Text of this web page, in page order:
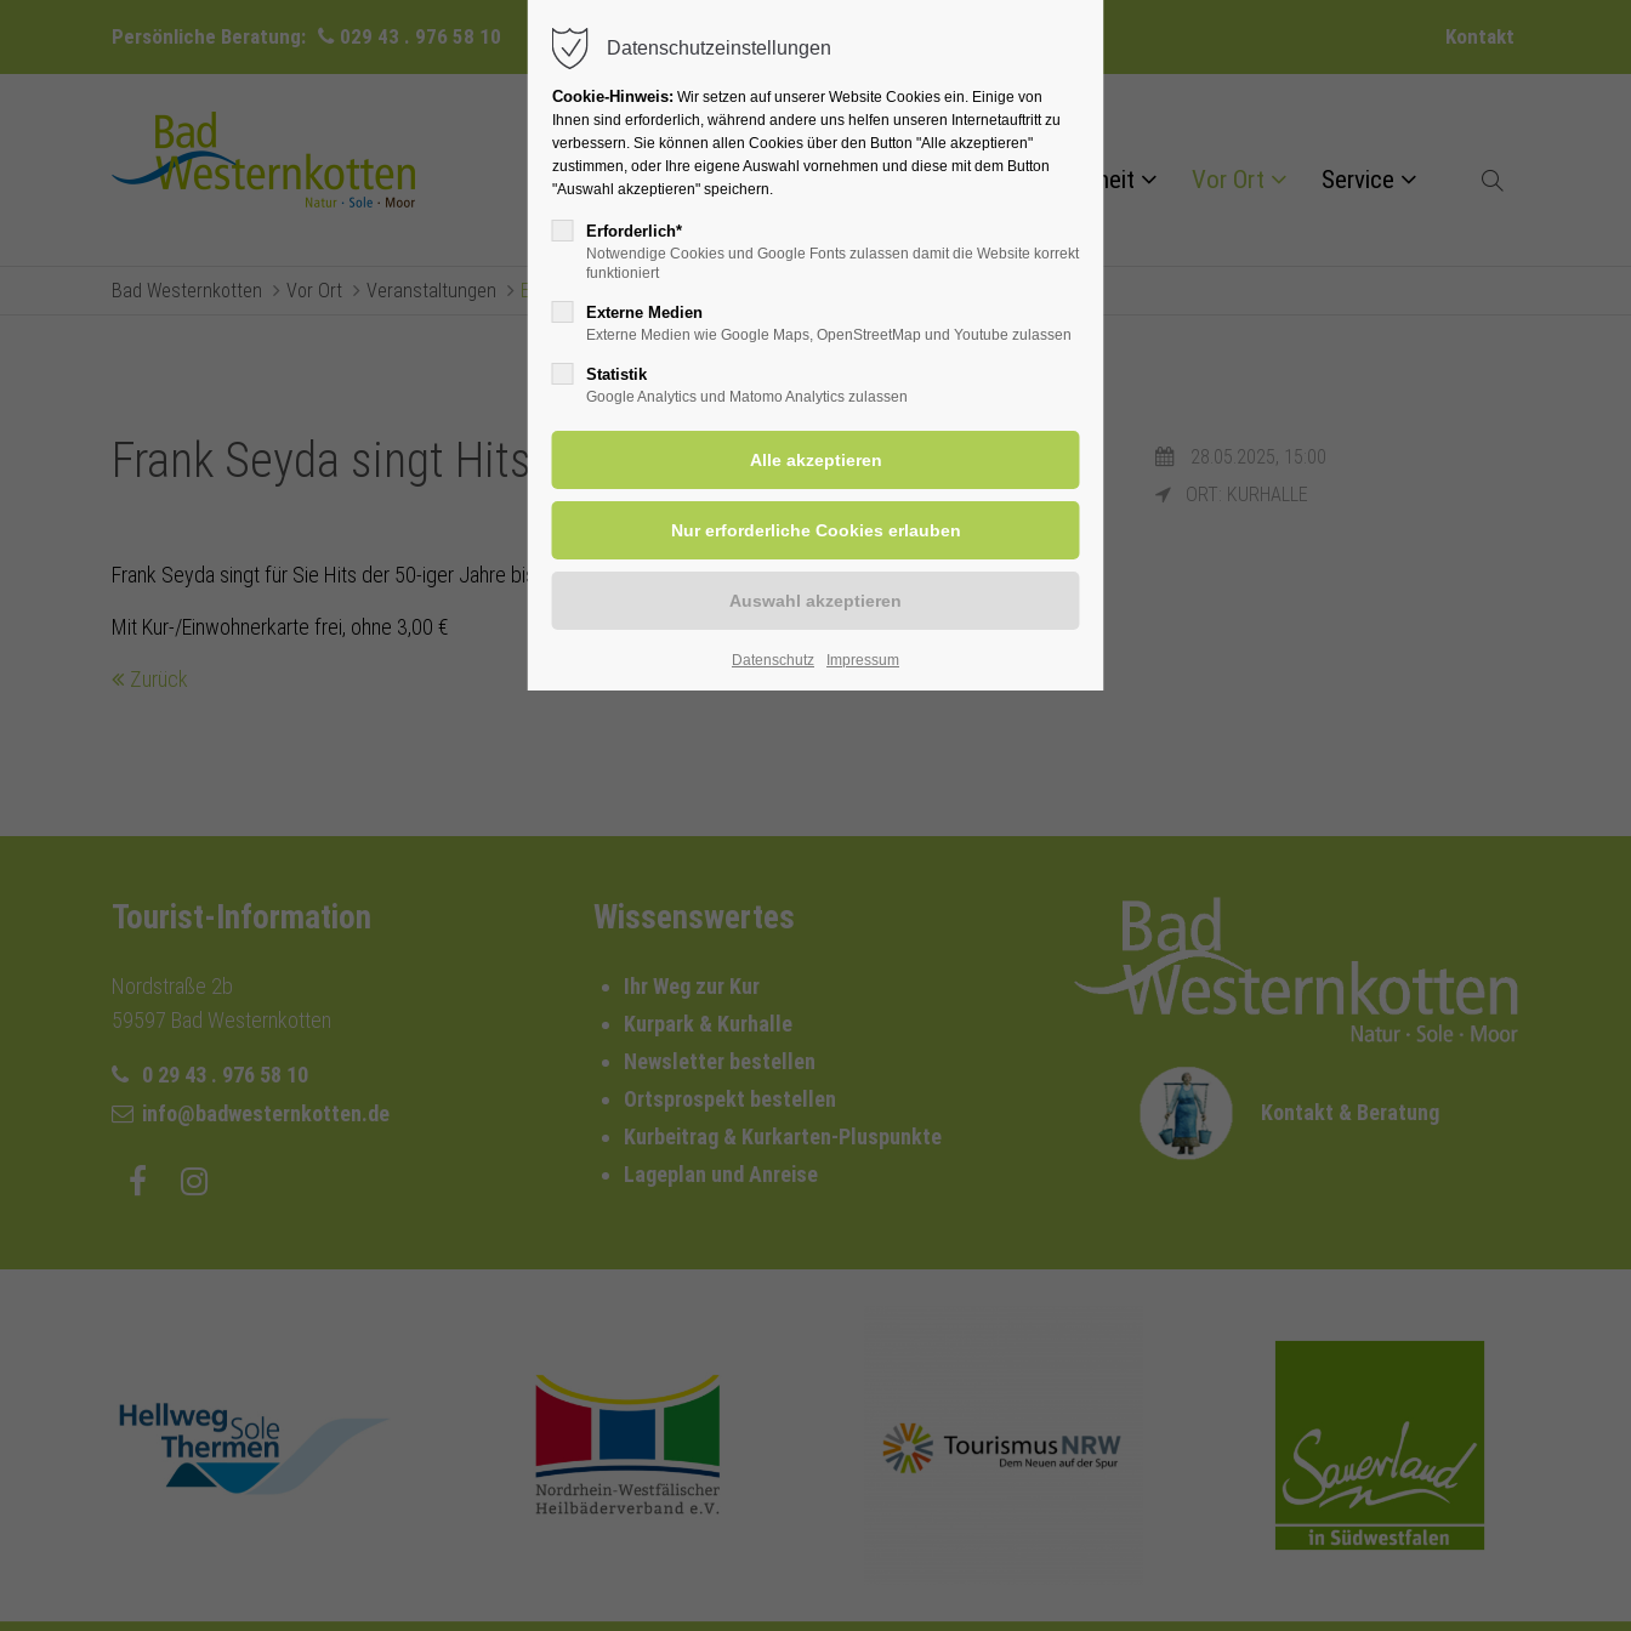
Persönliche Beratung: 029 43 . 976 58 10 info@badwesternkotten.de Kontakt
Ihr Heilbad Übernachten Für Ihre Gesundheit Vor Ort Service
Bad Westernkotten Vor Ort Veranstaltungen Eventsreader (Timeline)
Frank Seyda singt Hits der 50-iger Jahre bis heute
28.05.2025, 15:00
ORT: KURHALLE
Frank Seyda singt für Sie Hits der 50-iger Jahre bis heute.
Mit Kur-/Einwohnerkarte frei, ohne 3,00 €
Zurück
Tourist-Information
Nordstraße 2b
59597 Bad Westernkotten
0 29 43 . 976 58 10
info@badwesternkotten.de
Wissenswertes
Ihr Weg zur Kur
Kurpark & Kurhalle
Newsletter bestellen
Ortsprospekt bestellen
Kurbeitrag & Kurkarten-Pluspunkte
Lageplan und Anreise
Kontakt & Beratung
hellweg-sole-
thermen.de
heilbaeder.de
nrw-tourismus.de sauerland.com
Datenschutzeinstellungen
Cookie-Hinweis: Wir setzen auf unserer Website Cookies ein. Einige von
Ihnen sind erforderlich, während andere uns helfen unseren Internetauftritt zu
verbessern. Sie können allen Cookies über den Button "Alle akzeptieren"
zustimmen, oder Ihre eigene Auswahl vornehmen und diese mit dem Button
"Auswahl akzeptieren" speichern.
Erforderlich*
Notwendige Cookies und Google Fonts zulassen damit die Website korrekt
funktioniert
Externe Medien
Externe Medien wie Google Maps, OpenStreetMap und Youtube zulassen
Statistik
Google Analytics und Matomo Analytics zulassen
Datenschutz Impressum